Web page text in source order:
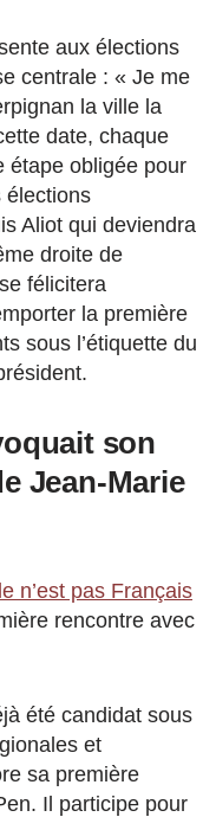
aux élections
centrale : « Je me
la ville la
date, chaque
étape obligée pour
élections
Aliot qui deviendra
droite de
félicitera
la première
sous l’étiquette du
son
Jean-Marie
n’est pas Français
rencontre avec
été candidat sous
et
sa première
Il participe pour